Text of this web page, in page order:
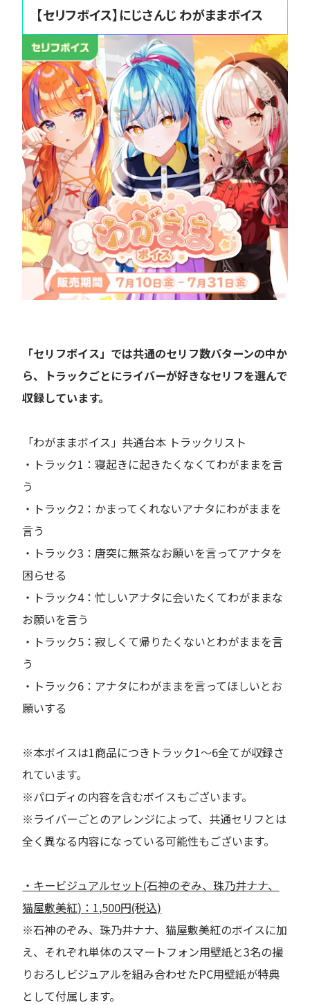
【セリフボイス】にじさんじ わがままボイス
「セリフボイス」では共通のセリフ数パターンの中か
ら、トラックごとにライバーが好きなセリフを選んで
収録しています。
「わがままボイス」共通台本 トラックリスト
・トラック1：寝起きに起きたくなくてわがままを言
う
・トラック2：かまってくれないアナタにわがままを
言う
・トラック3：唐突に無茶なお願いを言ってアナタを
困らせる
・トラック4：忙しいアナタに会いたくてわがままな
お願いを言う
・トラック5：寂しくて帰りたくないとわがままを言
う
・トラック6：アナタにわがままを言ってほしいとお
願いする
※本ボイスは1商品につきトラック1〜6全てが収録さ
れています。
※パロディの内容を含むボイスもございます。
※ライバーごとのアレンジによって、共通セリフとは
全く異なる内容になっている可能性もございます。
・キービジュアルセット(石神のぞみ、珠乃井ナナ、
猫屋敷美紅)：1,500円(税込)
※石神のぞみ、珠乃井ナナ、猫屋敷美紅のボイスに加
え、それぞれ単体のスマートフォン用壁紙と3名の撮
りおろしビジュアルを組み合わせたPC用壁紙が特典
として付属します。